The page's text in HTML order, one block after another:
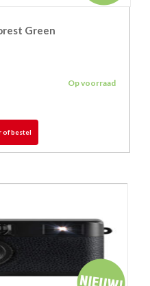
Green
Op voorraad
of bestel